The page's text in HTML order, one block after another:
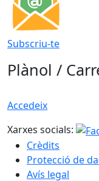
Subscriu-te
Plànol /
Accedeix
Xarxes socials:
Crèdits
Protecció de
Avís legal